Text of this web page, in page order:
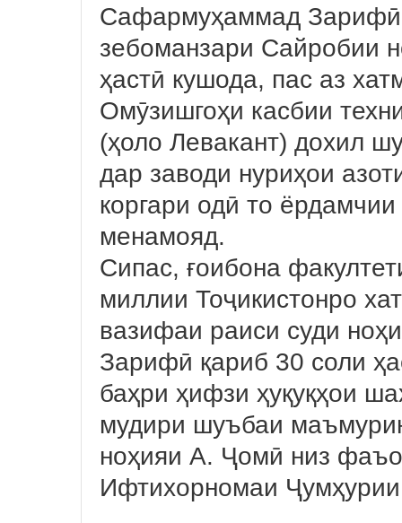
Сафармуҳаммад Зарифӣ
зебоманзари Сайробии
ҳастӣ кушода, пас аз
Омӯзишгоҳи касбии
(ҳоло Левакант) дохил
дар заводи нуриҳои
коргари одӣ то
менамояд.
Сипас, ғоибона
миллии Тоҷикистонро
вазифаи раиси суди
Зарифӣ қариб 30 соли
баҳри ҳифзи ҳуқуқҳои
мудири шуъбаи
ноҳияи А. Ҷомӣ низ
Ифтихорномаи Ҷумҳурии